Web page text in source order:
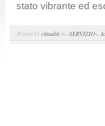
stato vibrante ed
Posted byclaudia in -SERVIZIO-